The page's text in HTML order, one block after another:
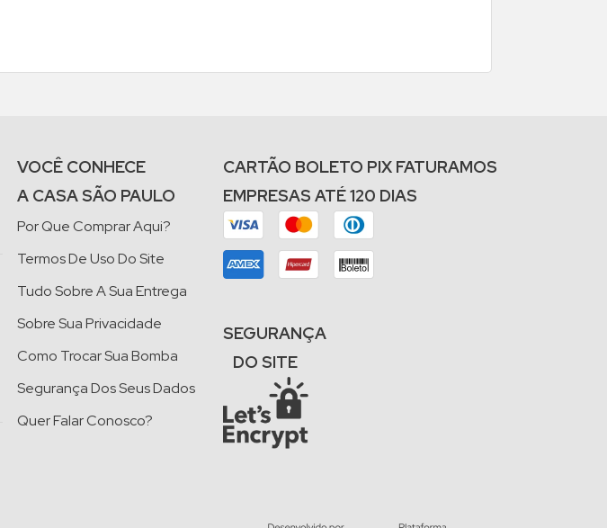
VOCÊ CONHECE
A CASA SÃO PAULO
Por Que Comprar Aqui?
Termos De Uso Do Site
Tudo Sobre A Sua Entrega
Sobre Sua Privacidade
Como Trocar Sua Bomba
Segurança Dos Seus Dados
Quer Falar Conosco?
CARTÃO BOLETO PIX FATURAMOS
EMPRESAS ATÉ 120 DIAS
SEGURANÇA
DO SITE